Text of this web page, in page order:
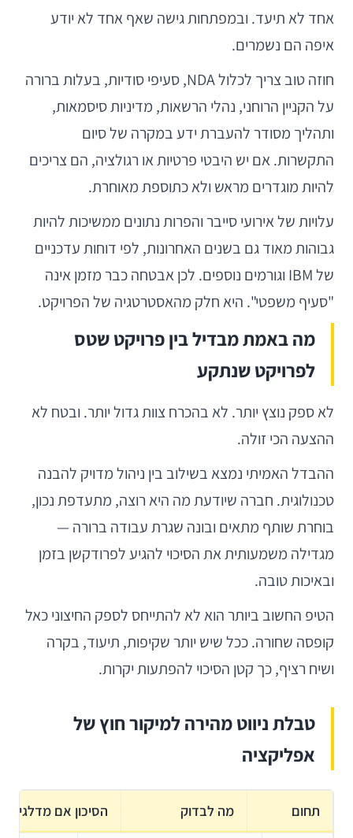
אחד לא תיעד. ובמפתחות גישה שאף אחד לא יודע
איפה הם נשמרים.
חוזה טוב צריך לכלול NDA, סעיפי סודיות, בעלות ברורה
על הקניין הרוחני, נהלי הרשאות, מדיניות סיסמאות,
ותהליך מסודר להעברת ידע במקרה של סיום
התקשרות. אם יש היבטי פרטיות או רגולציה, הם צריכים
להיות מוגדרים מראש ולא כתוספת מאוחרת.
עלויות של אירועי סייבר והפרות נתונים ממשיכות להיות
גבוהות מאוד גם בשנים האחרונות, לפי דוחות עדכניים
של IBM וגורמים נוספים. לכן אבטחה כבר מזמן אינה
"סעיף משפטי". היא חלק מהאסטרטגיה של הפרויקט.
מה באמת מבדיל בין פרויקט שטס
לפרויקט שנתקע
לא ספק נוצץ יותר. לא בהכרח צוות גדול יותר. ובטח לא
ההצעה הכי זולה.
ההבדל האמיתי נמצא בשילוב בין ניהול מדויק להבנה
טכנולוגית. חברה שיודעת מה היא רוצה, מתעדפת נכון,
בוחרת שותף מתאים ובונה שגרת עבודה ברורה —
מגדילה משמעותית את הסיכוי להגיע לפרודקשן בזמן
ובאיכות טובה.
הטיפ החשוב ביותר הוא לא להתייחס לספק החיצוני כאל
קופסה שחורה. ככל שיש יותר שקיפות, תיעוד, בקרה
ושיח רציף, כך קטן הסיכוי להפתעות יקרות.
טבלת ניווט מהירה למיקור חוץ של
אפליקציה
תחום מה לבדוק הסיכון אם מדלגים